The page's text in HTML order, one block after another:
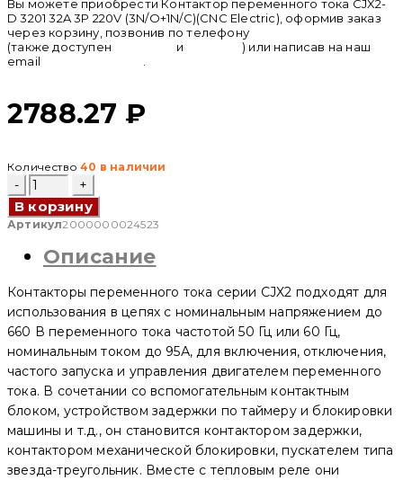
Вы можете приобрести Контактор переменного тока CJX2-
D 3201 32A 3P 220V (3N/O+1N/C)(CNC Electric), оформив заказ
через корзину, позвонив по телефону
(также доступен
и telegram) или написав на наш
email
2788.27 ₽
Количество 40 в наличии
Количество
товара
Контактор
переменного
CJX2-
32A
3P
220V
(3N/O+1N/C)
(CNC
Electric)
В корзину
Артикул2000000024523
Описание
Контакторы переменного тока серии CJX2 подходят для
использования в цепях с номинальным напряжением до
660 В переменного тока частотой 50 Гц или 60 Гц,
номинальным током до 95А, для включения, отключения,
частого запуска и управления двигателем переменного
тока. В сочетании со вспомогательным контактным
блоком, устройством задержки по таймеру и блокировки
машины и т.д., он становится контактором задержки,
контактором механической блокировки, пускателем типа
звезда-треугольник. Вместе с тепловым реле они